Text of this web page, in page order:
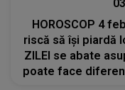
HOROSCOP 4
riscă să își piardă
ZILEI se abate
poate face